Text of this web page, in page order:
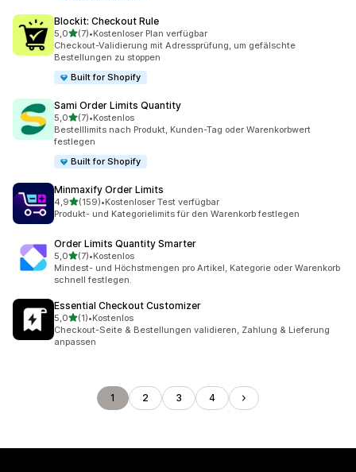
Blockit: Checkout Rule
5,0von 5 Sternen
(7)
7 Rezensionen insgesamt
•Kostenloser Plan verfügbar
Checkout-Validierung mit Adressprüfung, um gefälschte
Bestellungen zu stoppen
Built for Shopify
Sami Order Limits Quantity
5,0von 5 Sternen
(7)
7 Rezensionen insgesamt
•Kostenlos
Bestelllimits nach Produkt, Kunden-Tag oder Warenkorbwert
festlegen
Built for Shopify
Minmaxify Order Limits
4,9von 5 Sternen
(159)
159 Rezensionen insgesamt
•Kostenloser Test verfügbar
Produkt- und Kategorielimits für den Warenkorb festlegen
Order Limits Quantity Smarter
5,0von 5 Sternen
(7)
7 Rezensionen insgesamt
•Kostenlos
Mindest- und Höchstmengen pro Artikel, Kategorie oder Warenkorb
schnell festlegen.
Essential Checkout Customizer
5,0von 5 Sternen
(1)
1 Rezensionen insgesamt
•Kostenlos
Checkout-Seite & Bestellungen validieren, Zahlung & Lieferung
anpassen
1 2 3 4